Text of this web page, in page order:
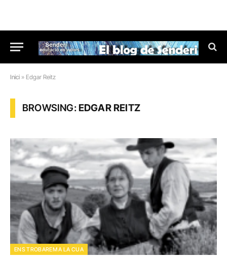
Inici » Edgar Reitz
BROWSING:EDGAR REITZ
ENS TROBAREM A LA CUA